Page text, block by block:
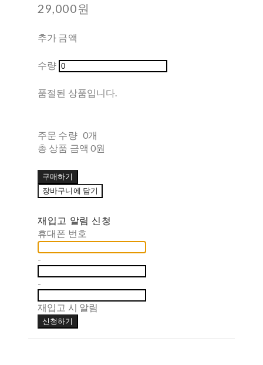
29,000원
추가 금액
수량
품절된 상품입니다.
주문 수량 0개
총 상품 금액 0원
구매하기
장바구니에 담기
재입고 알림 신청
휴대폰 번호
-
-
재입고 시 알림
신청하기